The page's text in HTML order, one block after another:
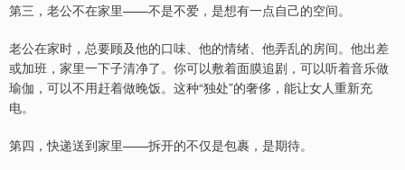
第三，老公不在家里——不是不爱，是想有一点自己的空间。
老公在家时，总要顾及他的口味、他的情绪、他弄乱的房间。他出差
或加班，家里一下子清净了。你可以敷着面膜追剧，可以听着音乐做
瑜伽，可以不用赶着做晚饭。这种“独处”的奢侈，能让女人重新充
电。
第四，快递送到家里——拆开的不仅是包裹，是期待。